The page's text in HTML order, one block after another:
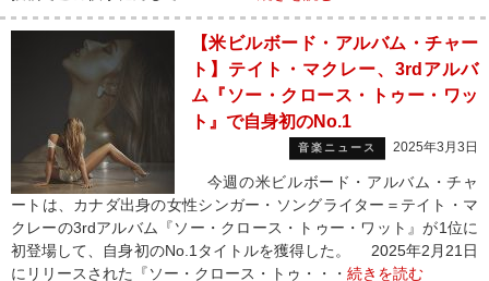
【米ビルボード・アルバム・チャー
ト】テイト・マクレー、3rdアルバ
ム『ソー・クロース・トゥー・ワッ
ト』で自身初のNo.1
音楽ニュース 2025年3月3日
今週の米ビルボード・アルバム・チャ
ートは、カナダ出身の女性シンガー・ソングライター＝テイト・マ
クレーの3rdアルバム『ソー・クロース・トゥー・ワット』が1位に
初登場して、自身初のNo.1タイトルを獲得した。 2025年2月21日
にリリースされた『ソー・クロース・トゥ・・・ 続きを読む